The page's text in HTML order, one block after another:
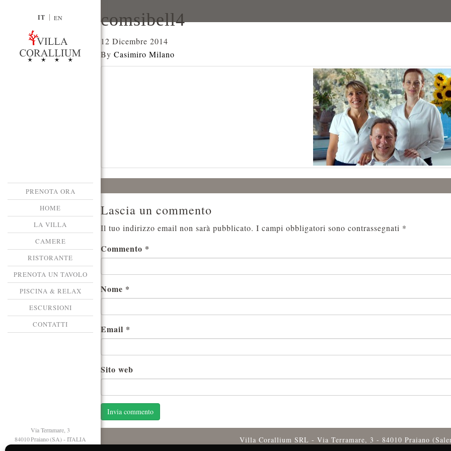
IT EN
PRENOTA ORA
HOME
LA VILLA
CAMERE
RISTORANTE
PRENOTA UN TAVOLO
PISCINA & RELAX
ESCURSIONI
CONTATTI
Via Terramare, 3
84010 Praiano (SA) - ITALIA
comsibell4
12 Dicembre 2014
By Casimiro Milano
Lascia un commento
Il tuo indirizzo email non sarà pubblicato. I campi obbligatori sono contrassegnati *
Commento *
Nome *
Email *
Sito web
Villa Corallium SRL - Via Terramare, 3 - 84010 Praiano